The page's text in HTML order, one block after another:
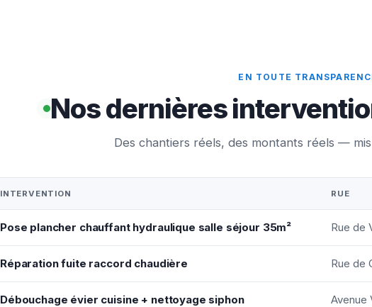
EN TOUTE
Nos dernières
Des chantiers réels, des montants réels —
INTERVENTION RUE
Pose plancher chauffant hydraulique salle séjour 35m² Rue de
Réparation fuite raccord chaudière Rue de
Débouchage évier cuisine + nettoyage siphon Avenue